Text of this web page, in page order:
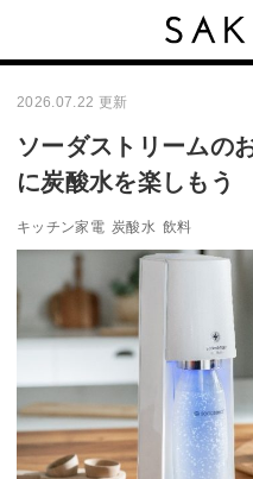
2026.07.22 更新
ソーダストリームの
に炭酸水を楽しもう
キッチン家電 炭酸水 飲料